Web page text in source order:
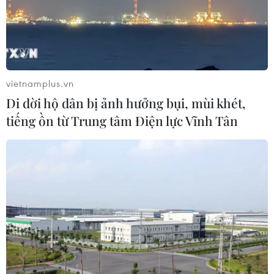
06/08/2026 09:03
Giá vàng tăng phiên thứ tư liên tiếp,
chạm mức cao nhất trong 7 tuần
06/08/2026 08:36
Xăng dầu trong nước đồng loạt giảm,
Cà Mau triển khai đợt cao điểm
chống khai thác IUU
06/08/2026 07:25
vietnamplus.vn
Di dời hộ dân bị ảnh hưởng bụi, mùi khét,
tiếng ồn từ Trung tâm Điện lực Vĩnh Tân